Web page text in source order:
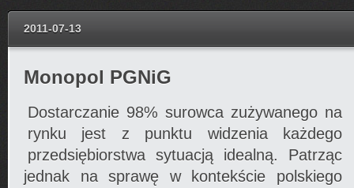
2011-07-13
Monopol PGNiG
Dostarczanie 98% surowca zużywanego na
rynku jest z punktu widzenia każdego
przedsiębiorstwa sytuacją idealną. Patrząc
jednak na sprawę w kontekście polskiego